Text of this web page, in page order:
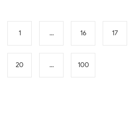
1 ... 16 17
20 ... 100